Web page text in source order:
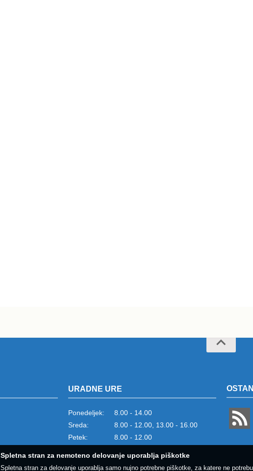
URADNE URE
Ponedeljek:
8.00 - 14.00
Sreda:
8.00 - 12.00, 13.00 - 16.00
Petek:
8.00 - 12.00
Spletna stran za nemoteno delovanje uporablja piškotke
Spletna stran za delovanje uporablja samo nujno potrebne piškotke, za katere ne